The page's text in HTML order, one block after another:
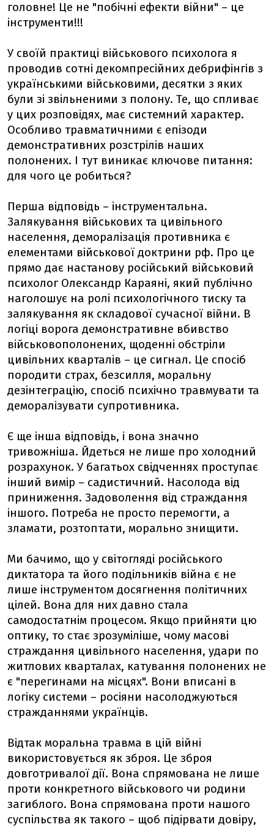
головне! Це не "побічні ефекти війни" – це
інструменти!!!
У своїй практиці військового психолога я
проводив сотні декомпресійних дебрифінгів з
українськими військовими, десятки з яких
були зі звільненими з полону. Те, що спливає
у цих розповідях, має системний характер.
Особливо травматичними є епізоди
демонстративних розстрілів наших
полонених. І тут виникає ключове питання:
для чого це робиться?
Перша відповідь – інструментальна.
Залякування військових та цивільного
населення, деморалізація противника є
елементами військової доктрини рф. Про це
прямо дає настанову російський військовий
психолог Олександр Караяні, який публічно
наголошує на ролі психологічного тиску та
залякування як складової сучасної війни. В
логіці ворога демонстративне вбивство
військовополонених, щоденні обстріли
цивільних кварталів – це сигнал. Це спосіб
породити страх, безсилля, моральну
дезінтеграцію, спосіб психічно травмувати та
деморалізувати супротивника.
Є ще інша відповідь, і вона значно
тривожніша. Йдеться не лише про холодний
розрахунок. У багатьох свідченнях проступає
інший вимір – садистичний. Насолода від
приниження. Задоволення від страждання
іншого. Потреба не просто перемогти, а
зламати, розтоптати, морально знищити.
Ми бачимо, що у світогляді російського
диктатора та його подільників війна є не
лише інструментом досягнення політичних
цілей. Вона для них давно стала
самодостатнім процесом. Якщо прийняти цю
оптику, то стає зрозуміліше, чому масові
страждання цивільного населення, удари по
житлових кварталах, катування полонених не
є "перегинами на місцях". Вони вписані в
логіку системи – росіяни насолоджуються
стражданнями українців.
Відтак моральна травма в цій війні
використовується як зброя. Це зброя
довготривалої дії. Вона спрямована не лише
проти конкретного військового чи родини
загиблого. Вона спрямована проти нашого
суспільства як такого – щоб підірвати довіру,